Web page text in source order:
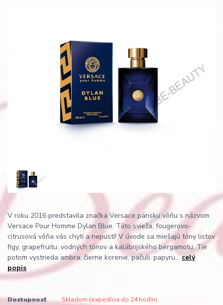
V roku 2016 predstavila značka Versace pánsku vôňu s názvom
Versace Pour Homme Dylan Blue. Táto svieža, fougerovo-
citrusová vôňa vás chytí a nepustí! V úvode sa miešajú tóny listov
figy, grapefruitu, vodných tónov a kalábrijského bergamotu. Tie
potom vystrieda ambra, čierne korenie, pačuli, papyru...celý
popis
Dostupnosť Skladom (expedícia do 24 hodín)